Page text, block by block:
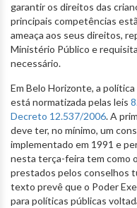
garantir os direitos das
principais competências
ameaça aos seus direitos,
Ministério Público e
necessário.
Em Belo Horizonte, a
está normatizada pelas leis
Decreto 12.537/2006. A
deve ter, no mínimo, um
implementado em 1991 e
nesta terça-feira tem como
prestados pelos conselhos
texto prevê que o Poder
para políticas públicas